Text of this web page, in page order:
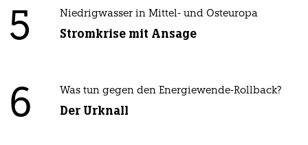
5 Niedrigwasser in Mittel- und Osteuropa
Stromkrise mit Ansage
6 Was tun gegen den Energiewende-Rollback?
Der Urknall